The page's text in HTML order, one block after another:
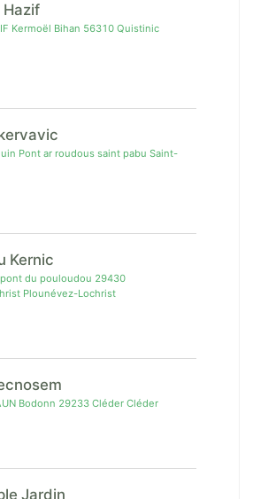
Hazif
Kermoël Bihan 56310 Quistinic
Pont ar roudous saint pabu Saint-
Kernic
pont du pouloudou 29430
Plounévez-Lochrist
Bodonn 29233 Cléder Cléder
Jardin